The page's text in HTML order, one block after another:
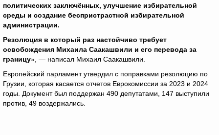
политических заключённых, улучшение избирательной
среды и создание беспристрастной избирательной
администрации.
Резолюция в который раз настойчиво требует
освобождения Михаила Саакашвили и его перевода за
границу», — написал Михаил Саакашвили.
Европейский парламент утвердил с поправками резолюцию по
Грузии, которая касается отчетов Еврокомиссии за 2023 и 2024
годы. Документ был поддержан 490 депутатами, 147 выступили
против, 49 воздержались.